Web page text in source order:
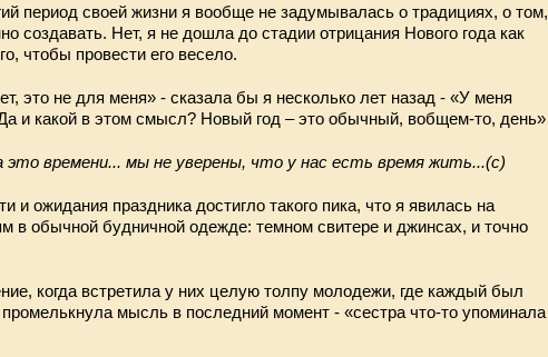
период своей жизни я вообще не задумывалась о традициях, о том,
создавать. Нет, я не дошла до стадии отрицания Нового года как
чтобы провести его весело.
это не для меня» - сказала бы я несколько лет назад - «У меня
и какой в этом смысл? Новый год – это обычный, вобщем-то, день»
это времени... мы не уверены, что у нас есть время жить...(с)
и ожидания праздника достигло такого пика, что я явилась на
в обычной будничной одежде: темном свитере и джинсах, и точно
когда встретила у них целую толпу молодежи, где каждый был
мысль в последний момент - «сестра что-то упоминала